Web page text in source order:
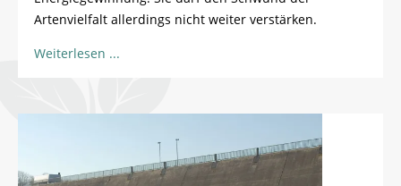
Artenvielfalt allerdings nicht weiter verstärken.
Weiterlesen